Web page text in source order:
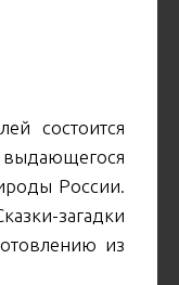
состоится
России.
загадки
из